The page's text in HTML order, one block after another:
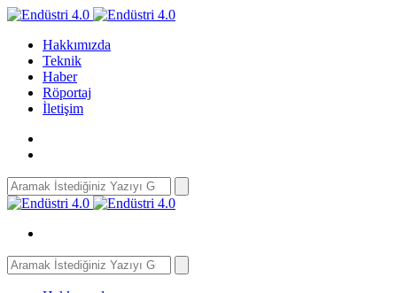
Hakkımızda
Teknik
Haber
Röportaj
İletişim
Search
for:
Search
for: